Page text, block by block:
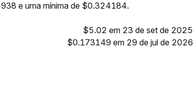
e uma mínima de $0.324184.
$5.02 em 23 de set de 2025
$0.173149 em 29 de jul de 2026